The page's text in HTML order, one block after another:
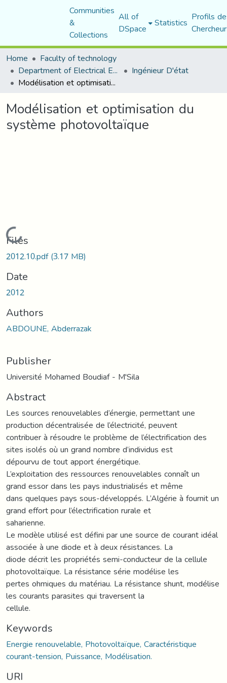
Communities
&
Collections
All of
DSpace Statistics Profils
Home
Faculty of technology
Department of Electrical Engineering Ingénieur D'état
Modélisation et optimisation du système photovoltaïque
Modélisation et optimisation du
système photovoltaïque
Loading...
Files
2012.10.pdf(3.17 MB)
Date
2012
Authors
ABDOUNE, Abderrazak
Publisher
Université Mohamed Boudiaf - M'Sila
Abstract
Les sources renouvelables d’énergie, permettant une
production décentralisée de l’électricité, peuvent
contribuer à résoudre le problème de l’électrification des
sites isolés où un grand nombre d’individus est
dépourvu de tout apport énergétique.
L’exploitation des ressources renouvelables connaît un
grand essor dans les pays industrialisés et même
dans quelques pays sous-développés. L’Algérie à fournit un
grand effort pour l’électrification rurale et
saharienne.
Le modèle utilisé est défini par une source de courant idéal
associée à une diode et à deux résistances. La
diode décrit les propriétés semi-conducteur de la cellule
photovoltaïque. La résistance série modélise les
pertes ohmiques du matériau. La résistance shunt, modélise
les courants parasites qui traversent la
cellule.
Keywords
Energie renouvelable, Photovoltaïque, Caractéristique
courant-tension, Puissance, Modélisation.
URI